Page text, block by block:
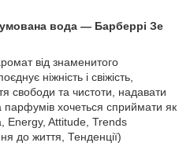
вода — Барберрі Зе
від знаменитого
ніжність і свіжість,
свободи та чистоти, надавати
парфумів хочеться сприймати як
Energy, Attitude, Trends
до життя, Тенденції)